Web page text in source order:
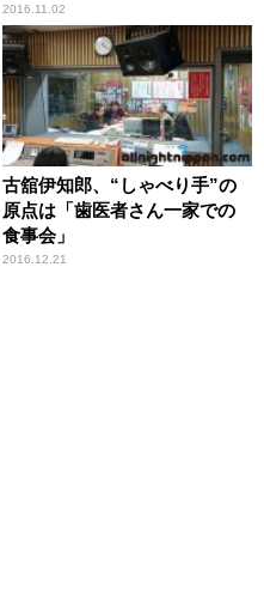
2016.11.02
古舘伊知郎、“しゃべり手”の
原点は「歯医者さん一家での
食事会」
2016.12.21